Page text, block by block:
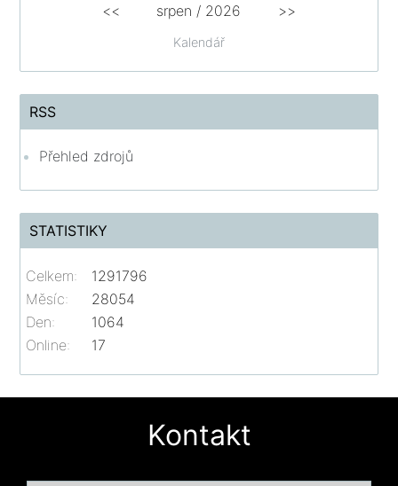
Kalendář
<< srpen / 2026 >>
RSS
Přehled zdrojů
STATISTIKY
Online: 17
Celkem:
1291796
Měsíc:
28054
Den:
1064
Kontakt